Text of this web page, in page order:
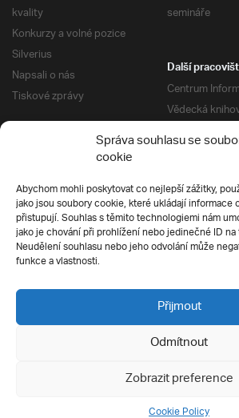
Správa souhlasu se
cookie
Abychom mohli poskytovat co nejlepší zážitky,
jako jsou soubory cookie, které ukládají informace
přistupují. Souhlas s těmito technologiemi nám
jako je chování při prohlížení nebo jedinečné ID
Neudělení souhlasu nebo jeho odvolání může
funkce a vlastnosti.
Přijmout
Odmítnout
Zobrazit preference
Cookie Policy
kvality
Konkurzy a volné pozice
Silverius
Napsali o nás
Tiskové zprávy
semináře
Další
Centrum
Vědecká
Správa kolejí a
Univerzitní
Silverius
Pro uchazeče
Přijímací řízení
E-prihlaska
Přípravné
Ochrana soukromí
Všechna práva vyhrazena